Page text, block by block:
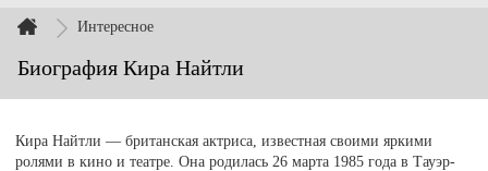
Интересное
Биография Кира Найтли
Кира Найтли — британская актриса, известная своими яркими
ролями в кино и театре. Она родилась 26 марта 1985 года в Тауэр-